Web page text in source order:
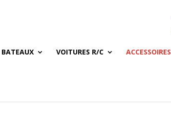
BATEAUX VOITURES R/C ACCESSOIRES